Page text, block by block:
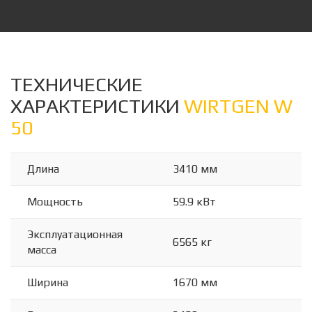
ТЕХНИЧЕСКИЕ
ХАРАКТЕРИСТИКИ WIRTGEN W
50
Длина 3410 мм
Мощность 59.9 кВт
Эксплуатационная
масса
6565 кг
Ширина 1670 мм